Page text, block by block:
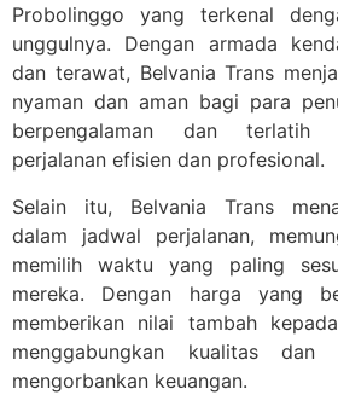
Probolinggo yang terkenal
unggulnya. Dengan armada
dan terawat, Belvania Trans
nyaman dan aman bagi para
berpengalaman dan terlatih
perjalanan efisien dan profesional.
Selain itu, Belvania Trans
dalam jadwal perjalanan,
memilih waktu yang paling
mereka. Dengan harga yang
memberikan nilai tambah
menggabungkan kualitas dan
mengorbankan keuangan.